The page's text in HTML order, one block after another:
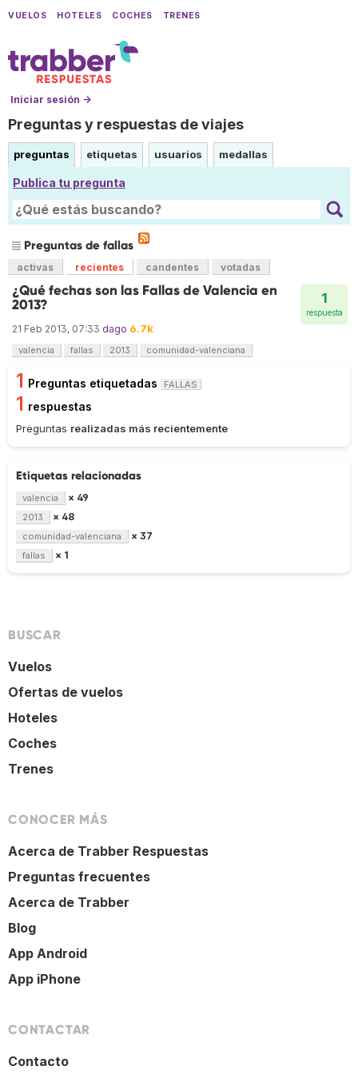
VUELOS HOTELES COCHES TRENES
Iniciar sesión →
Preguntas y respuestas de viajes
preguntas etiquetas usuarios medallas
Publica tu pregunta
Preguntas de fallas
activas recientes candentes votadas
1
respuesta
¿Qué fechas son las Fallas de Valencia en
2013?
21 Feb 2013, 07:33 dago 6.7k
valencia fallas 2013 comunidad-valenciana
1 Preguntas etiquetadas FALLAS
1 respuestas
Preguntas realizadas más recientemente
Etiquetas relacionadas
valencia × 49
2013 × 48
comunidad-valenciana × 37
fallas × 1
BUSCAR
Vuelos
Ofertas de vuelos
Hoteles
Coches
Trenes
CONOCER MÁS
Acerca de Trabber Respuestas
Preguntas frecuentes
Acerca de Trabber
Blog
App Android
App iPhone
CONTACTAR
Contacto